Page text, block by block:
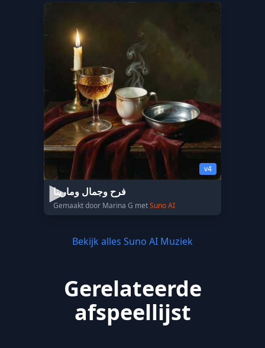
v4
فرح وجمال ومارينا
Gemaakt door Marina G metSuno AI
Bekijk alles Suno AI Muziek
Gerelateerde
afspeellijst